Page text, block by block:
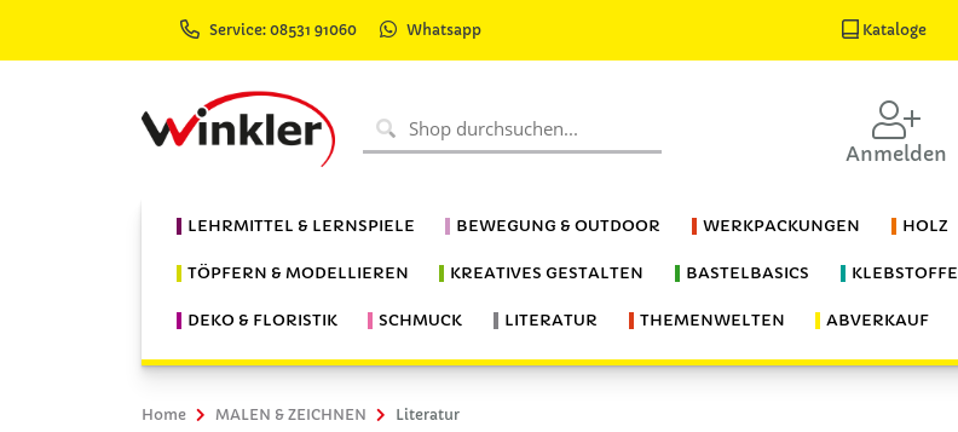
Service: 08531 91060 Whatsapp Kataloge
Anmelden
LEHRMITTEL & LERNSPIELE BEWEGUNG & OUTDOOR WERKPACKUNGEN HOLZ
TÖPFERN & MODELLIEREN KREATIVES GESTALTEN BASTELBASICS KLEBSTOFFE
DEKO & FLORISTIK SCHMUCK LITERATUR THEMENWELTEN ABVERKAUF
Home MALEN & ZEICHNEN Literatur